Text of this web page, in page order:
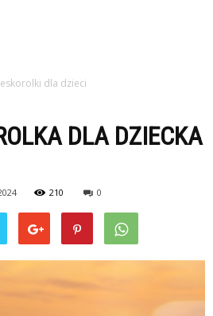
dla dzieci
DLA DZIECKA
210 0